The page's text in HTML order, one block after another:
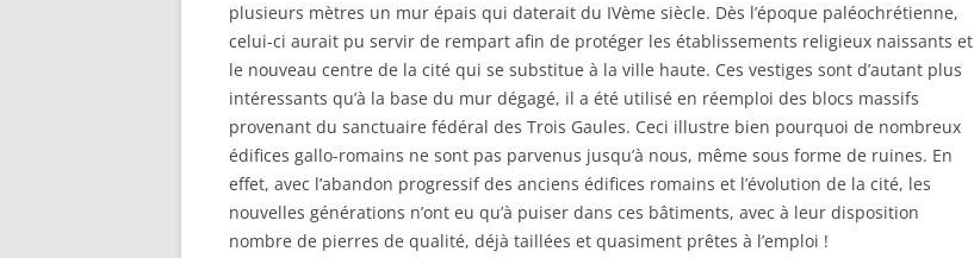
plusieurs mètres un mur épais qui daterait du IVème siècle. Dès l’époque paléochrétienne,
celui-ci aurait pu servir de rempart afin de protéger les établissements religieux naissants et
le nouveau centre de la cité qui se substitue à la ville haute. Ces vestiges sont d’autant plus
intéressants qu’à la base du mur dégagé, il a été utilisé en réemploi des blocs massifs
provenant du sanctuaire fédéral des Trois Gaules. Ceci illustre bien pourquoi de nombreux
édifices gallo-romains ne sont pas parvenus jusqu’à nous, même sous forme de ruines. En
effet, avec l’abandon progressif des anciens édifices romains et l’évolution de la cité, les
nouvelles générations n’ont eu qu’à puiser dans ces bâtiments, avec à leur disposition
nombre de pierres de qualité, déjà taillées et quasiment prêtes à l’emploi !